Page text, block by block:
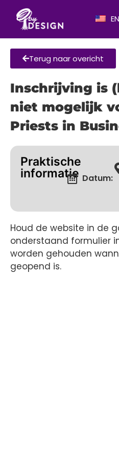
EN
Terug naar overicht
Inschrijving is
niet mogelijk
Priests in
Praktische
informatie Datum:
Houd de website in de
onderstaand formulier
worden gehouden
geopend is.